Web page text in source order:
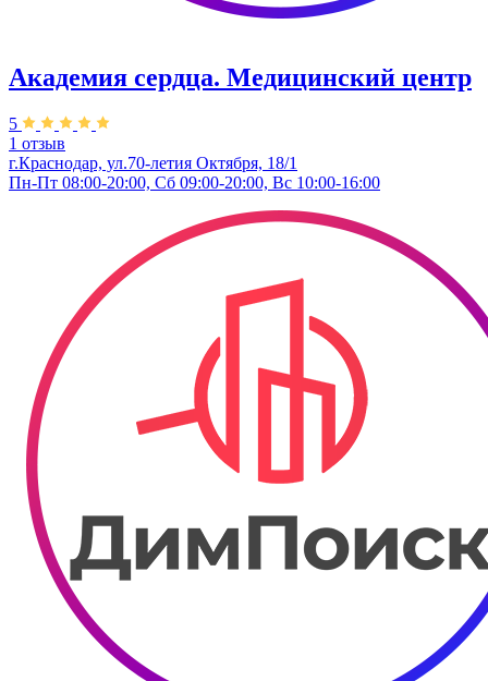
Академия сердца. Медицинский центр
5
1 отзыв
г.Краснодар, ул.70-летия Октября, 18/1
Пн-Пт 08:00-20:00, Сб 09:00-20:00, Вс 10:00-16:00